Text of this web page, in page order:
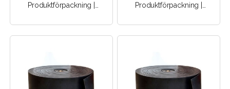
Produktförpackning |
Transportutrustning |
Produktion | Produkt..
Produktförpackning |
Transportutrustning |
Produktion | Produkt..